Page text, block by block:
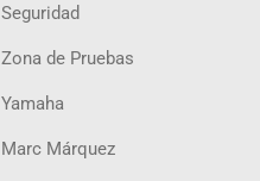
Seguridad
Zona de Pruebas
Yamaha
Marc Márquez